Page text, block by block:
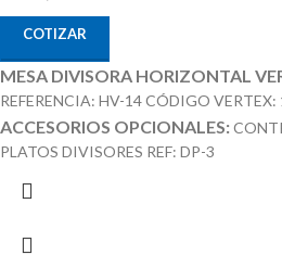
COTIZAR
MESA DIVISORA HORIZONTAL
REFERENCIA: HV-14 CÓDIGO
ACCESORIOS OPCIONALES:
PLATOS DIVISORES REF: DP-3